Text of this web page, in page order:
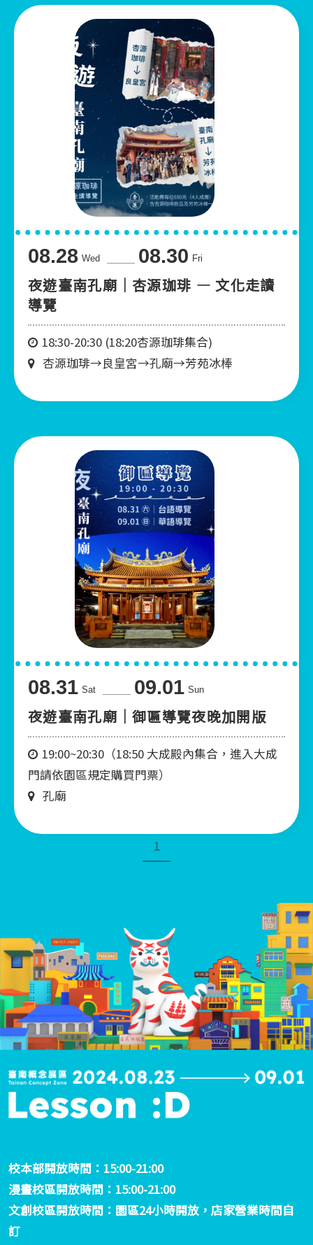
08.28 Wed 08.30 Fri
夜遊臺南孔廟｜杏源珈琲 — 文化走讀
導覽
18:30-20:30 (18:20杏源珈琲集合)
杏源珈琲→良皇宮→孔廟→芳苑冰棒
08.31 Sat 09.01 Sun
夜遊臺南孔廟｜御匾導覽夜晚加開版
19:00~20:30（18:50 大成殿內集合，進入大成
門請依園區規定購買門票）
孔廟
1
校本部開放時間：15:00-21:00
漫畫校區開放時間：15:00-21:00
文創校區開放時間：園區24小時開放，店家營業時間自
訂